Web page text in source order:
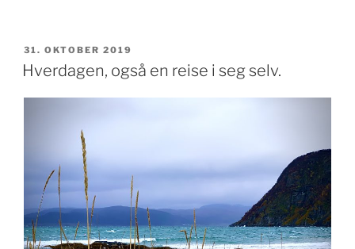
PUBLISERT
31. OKTOBER 2019
Hverdagen, også en reise i seg selv.